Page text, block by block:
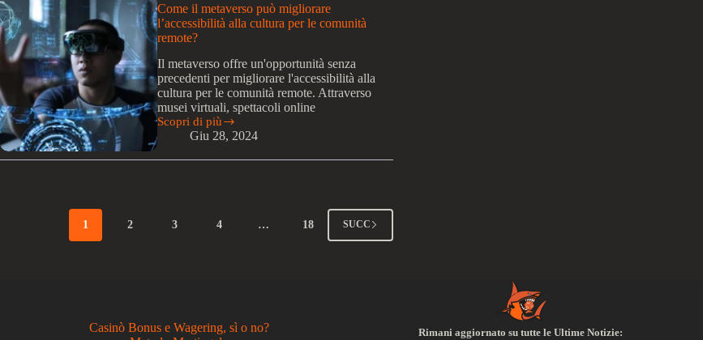
l’esperienza
dei
musei
e
delle
esposizioni?
Come il metaverso può migliorare
l’accessibilità alla cultura per le comunità
remote?
Il metaverso offre un'opportunità senza
precedenti per migliorare l'accessibilità alla
cultura per le comunità remote. Attraverso
musei virtuali, spettacoli online
Scopri di più
Come
il
cultura
Giu 28, 2024
1 2 3 4 … 18 SUCC
Casinò Bonus e Wagering, sì o no?
Rimani aggiornato su tutte le Ultime Notizie: